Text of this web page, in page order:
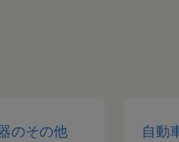
のその他
自動